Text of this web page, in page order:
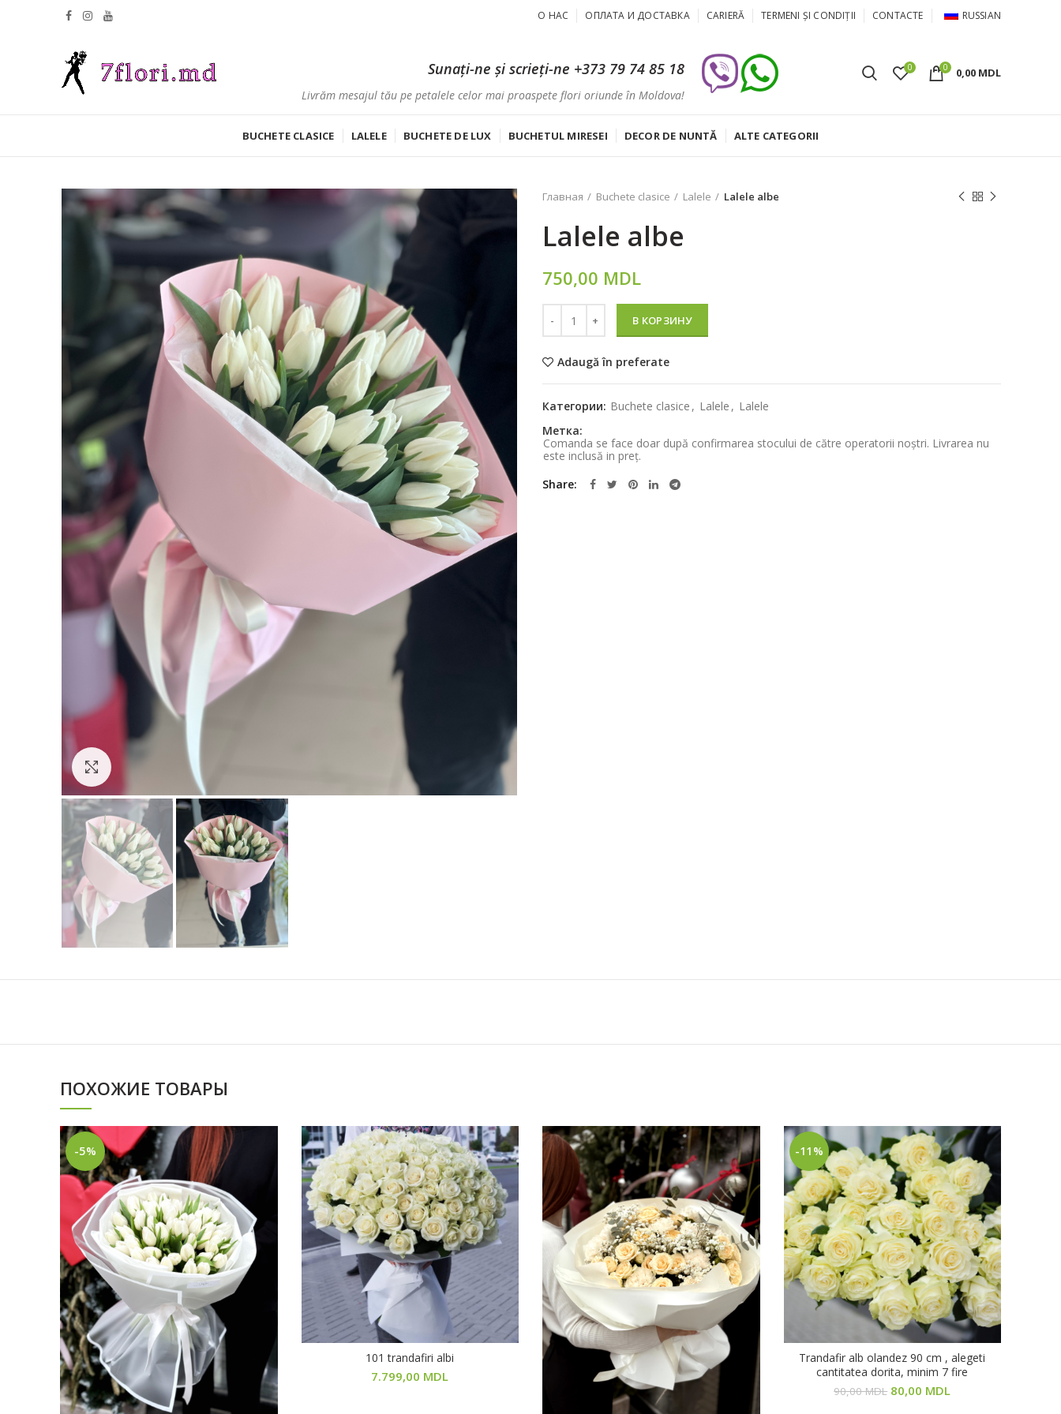
О НАС ОПЛАТА И ДОСТАВКА CARIERĂ TERMENI ȘI CONDIȚII CONTACTE RUSSIAN
Sunați-ne și scrieți-ne +373 79 74 85 18
Livrăm mesajul tău pe petalele celor mai proaspete flori oriunde în Moldova!
0 0 0,00 MDL
BUCHETE CLASICE LALELE BUCHETE DE LUX BUCHETUL MIRESEI DECOR DE NUNTĂ ALTE CATEGORII
Click to enlarge
Главная Buchete clasice Lalele Lalele albe
Lalele albe
750,00 MDL
В КОРЗИНУ
Adaugă în preferate
Категории: Buchete clasice , Lalele , Lalele
Метка:
Comanda se face doar după confirmarea stocului de către operatorii noștri. Livrarea nu
este inclusă in preț.
Share
ПОХОЖИЕ ТОВАРЫ
-5%
В КОРЗИНУ
101 trandafiri albi
7.799,00 MDL
-11%
В КОРЗИНУ
Trandafir alb olandez 90 cm , alegeti
cantitatea dorita, minim 7 fire
90,00MDL 80,00 MDL